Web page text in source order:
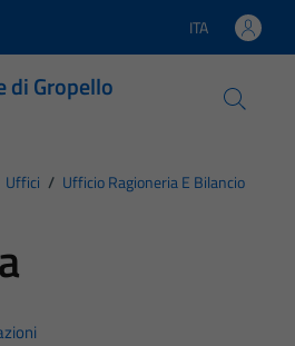
Lingua attiva:
ITA
di Gropello
Uffici / Ufficio Ragioneria E Bilancio